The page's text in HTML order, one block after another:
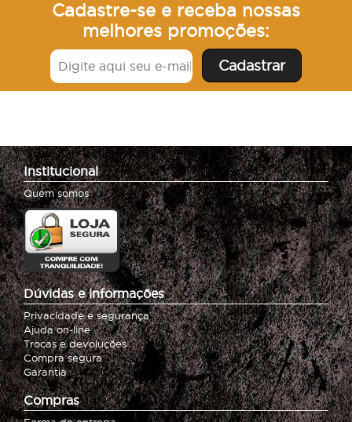
Cadastre-se e receba nossas
melhores promoções:
Institucional
Quem somos
Dúvidas e informações
Privacidade e segurança
Ajuda on-line
Trocas e devoluções
Compra segura
Garantia
Compras